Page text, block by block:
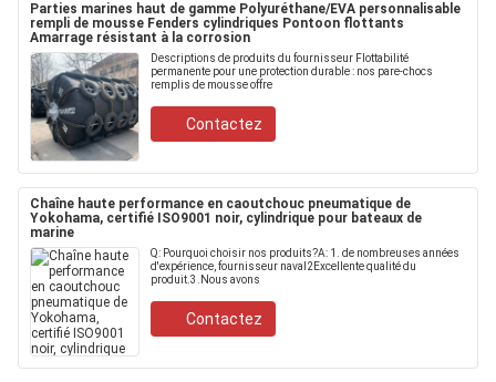
Parties marines haut de gamme Polyuréthane/EVA personnalisable
rempli de mousse Fenders cylindriques Pontoon flottants
Amarrage résistant à la corrosion
Descriptions de produits du fournisseur Flottabilité
permanente pour une protection durable : nos pare-chocs
remplis de mousse offre
Contactez
Chaîne haute performance en caoutchouc pneumatique de
Yokohama, certifié ISO9001 noir, cylindrique pour bateaux de
marine
Q: Pourquoi choisir nos produits?A: 1. de nombreuses années
d'expérience, fournisseur naval2Excellente qualité du
produit.3.Nous avons
Contactez